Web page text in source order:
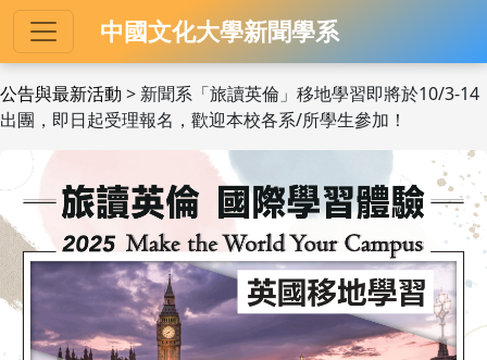
中國文化大學新聞學系
公告與最新活動 > 新聞系「旅讀英倫」移地學習即將於10/3-14
出團，即日起受理報名，歡迎本校各系/所學生參加！